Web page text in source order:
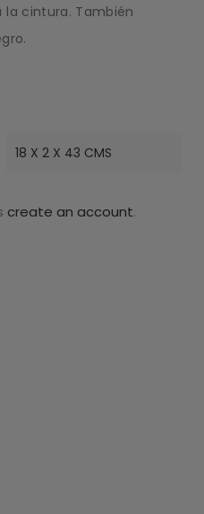
cintura. También
18 X 2 X 43 CMS
create an account.